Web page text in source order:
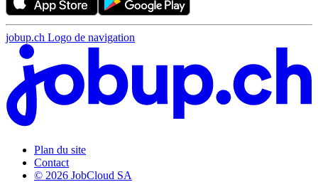
jobup.ch Logo de navigation
Plan du site
Contact
© 2026 JobCloud SA